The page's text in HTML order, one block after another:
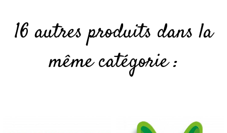
16 autres produits dans la
même catégorie :